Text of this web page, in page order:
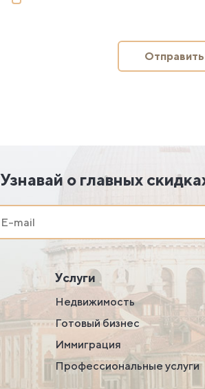
Отправить
Узнавай о главных
Услуги
Недвижимость
Готовый бизнес
Иммиграция
Профессиональные услуги